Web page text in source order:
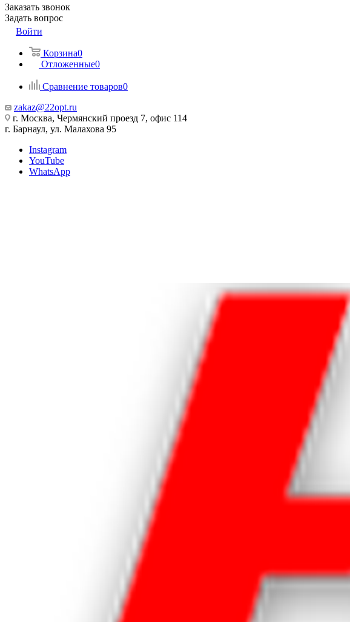
Заказать звонок
Задать вопрос
Войти
Корзина0
Отложенные0
Сравнение товаров0
zakaz@22opt.ru
г. Москва, Чермянский проезд 7, офис 114
г. Барнаул, ул. Малахова 95
Instagram
YouTube
WhatsApp